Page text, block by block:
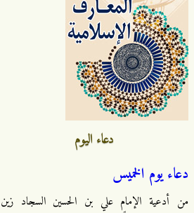
دعاء اليوم
دعاء يوم الخميس
من أدعية الإمام علي بن الحسين السجاد زين